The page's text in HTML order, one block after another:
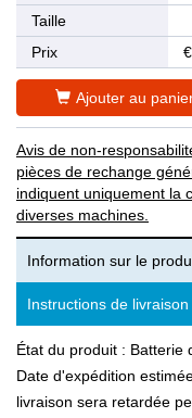
Taille
Prix
€
Ajouter au
Avis de non-
pièces de rechange
indiquent uniquement la
diverses machines.
Information sur le
Instructions de livraison
État du produit : Batterie
Date d'expédition
livraison sera retardée